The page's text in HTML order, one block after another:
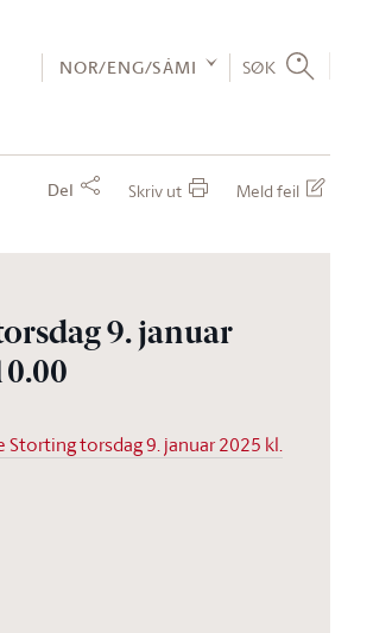
NOR/ENG/SÁMI SØK
Del Skriv ut Meld feil
9. januar
Storting torsdag 9. januar 2025 kl.